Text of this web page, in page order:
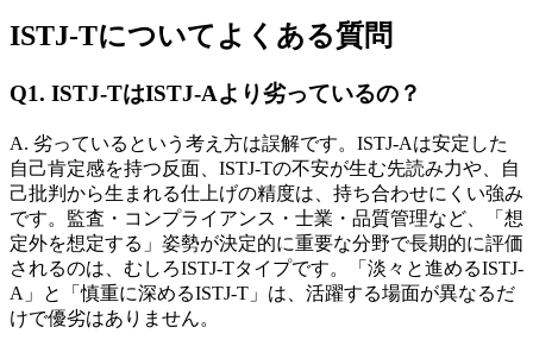
ISTJ-Tについてよくある質問
Q1. ISTJ-TはISTJ-Aより劣っているの？
A. 劣っているという考え方は誤解です。ISTJ-Aは安定した
自己肯定感を持つ反面、ISTJ-Tの不安が生む先読み力や、自
己批判から生まれる仕上げの精度は、持ち合わせにくい強み
です。監査・コンプライアンス・士業・品質管理など、「想
定外を想定する」姿勢が決定的に重要な分野で長期的に評価
されるのは、むしろISTJ-Tタイプです。「淡々と進めるISTJ-
A」と「慎重に深めるISTJ-T」は、活躍する場面が異なるだ
けで優劣はありません。